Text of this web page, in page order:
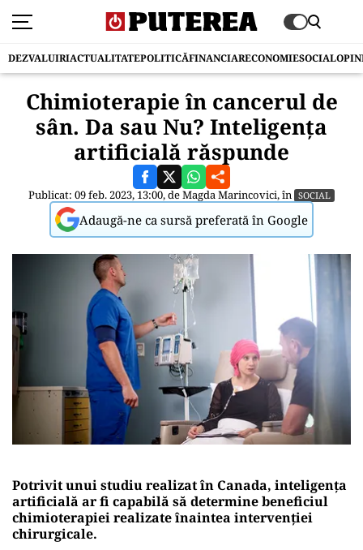
DEZVALUIRIACTUALITATEPOLITICĂFINANCIARECONOMIESOCIAL
Chimioterapie în cancerul de
sân. Da sau Nu? Inteligența
artificială răspunde
Publicat: 09 feb. 2023, 13:00, deMagda Marincovici, în SOCIAL
Adaugă-ne ca sursă preferată în Google
Potrivit unui studiu realizat în Canada, inteligența
artificială ar fi capabilă să determine beneficiul
chimioterapiei realizate înaintea intervenției
chirurgicale.